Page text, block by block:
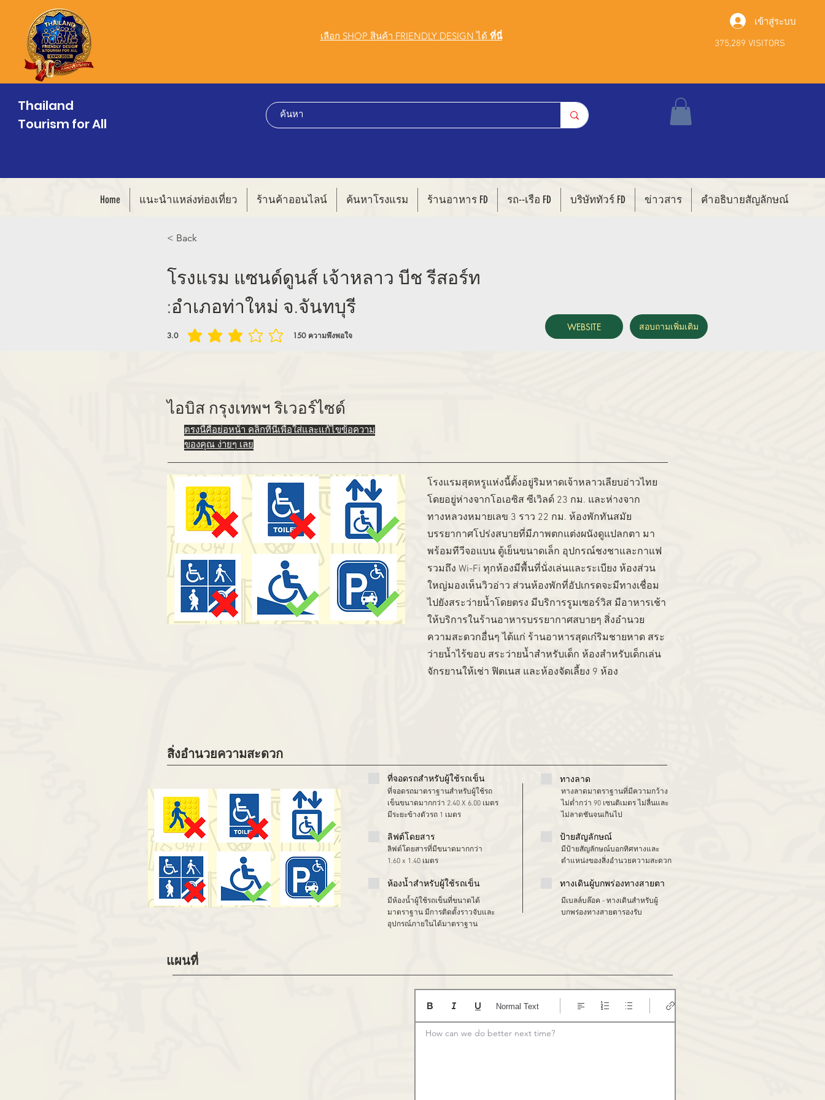
เลือก SHOP สินค้า FRIENDLY DESIGN ได้ ที่นี่
เข้าสู่ระบบ
375,289 VISITORS
Thailand
Tourism for All
Home แนะนำแหล่งท่องเที่ยว ร้านค้าออนไลน์ ค้นหาโรงแรม ร้านอาหาร FD รถ--เรือ FD บริษัททัวร์ FD ข่าวสาร คำอธิบายสัญลักษณ์
< Back
โรงแรม แซนด์ดูนส์ เจ้าหลาว บีช รีสอร์ท
:อำเภอท่าใหม่ จ.จันทบุรี
3.0 150 ความพึงพอใจ
คะแนนเฉลี่ยอยู่ที่ 3 เต็ม 5, จาก 150 โหวต, ความพึงพอใจ
WEBSITE สอบถามเพิ่มเติม
ไอบิส กรุงเทพฯ ริเวอร์ไซด์
โรงแรมสุดหรูแห่งนี้ตั้งอยู่ริมหาดเจ้าหลาวเลียบอ่าวไทย
โดยอยู่ห่างจากโอเอซิส ซีเวิลด์ 23 กม. และห่างจาก
ทางหลวงหมายเลข 3 ราว 22 กม. ห้องพักทันสมัย
บรรยากาศโปร่งสบายที่มีภาพตกแต่งผนังดูแปลกตา มา
พร้อมทีวีจอแบน ตู้เย็นขนาดเล็ก อุปกรณ์ชงชาและกาแฟ
รวมถึง Wi-Fi ทุกห้องมีพื้นที่นั่งเล่นและระเบียง ห้องส่วน
ใหญ่มองเห็นวิวอ่าว ส่วนห้องพักที่อัปเกรดจะมีทางเชื่อม
ไปยังสระว่ายน้ำโดยตรง มีบริการรูมเซอร์วิส มีอาหารเช้า
ให้บริการในร้านอาหารบรรยากาศสบายๆ สิ่งอำนวย
ความสะดวกอื่นๆ ได้แก่ ร้านอาหารสุดเก๋ริมชายหาด สระ
ว่ายน้ำไร้ขอบ สระว่ายน้ำสำหรับเด็ก ห้องสำหรับเด็กเล่น
จักรยานให้เช่า ฟิตเนส และห้องจัดเลี้ยง 9 ห้อง
ตรงนี้คือย่อหน้า คลิกที่นี่เพื่อใส่และแก้ไขข้อความ
ของคุณ ง่ายๆ เลย
สิ่งอำนวยความสะดวก
ที่จอดรถสำหรับผู้ใช้รถเข็น
ที่จอดรถมาตราฐานสำหรับผู้ใช้รถ
เข็นขนาดมากกว่า 2.40 X 6.00 เมตร
มีระยะข้างตัวรถ 1 เมตร
ลิฟต์โดยสาร
ลิฟต์โดยสารที่มีขนาดมากกว่า
1.60 x 1.40 เมตร
ห้องน้ำสำหรับผู้ใช้รถเข็น
มีห้องน้ำผู้ใช้รถเข็นที่ขนาดได้
มาตราฐาน มีการติดตั้งราวจับและ
อุปกรณ์ภายในได้มาตราฐาน
ทางลาด
ทางลาดมาตราฐานที่มีความกว้าง
ไม่ต่ำกว่า 90 เซนติเมตร ไม่ลื่นและ
ไม่ลาดชันจนเกินไป
ป้ายสัญลักษณ์
มีป้ายสัญลักษณ์บอกทิศทางและ
ตำแหน่งของสิ่งอำนวยความสะดวก
ทางเดินผู้บกพร่องทางสายตา
มีเบลล์บล๊อค - ทางเดินสำหรับผู้
บกพร่องทางสายตารองรับ
แผนที่
How can we do better next time?
Normal Text